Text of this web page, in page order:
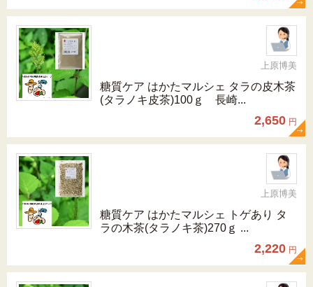
上原博美
糖質ケア はかたマルシェ タラの皮木茶
(タラノキ皮茶)100ｇ 長崎...
2,650 円
上原博美
糖質ケア はかたマルシェ トゲあり タ
ラの木茶(タラノキ茶)270ｇ ...
2,220 円